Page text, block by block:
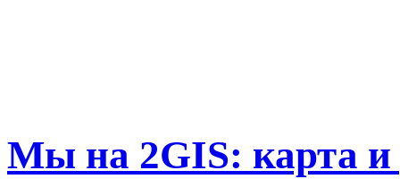
Мы на 2GIS: карта